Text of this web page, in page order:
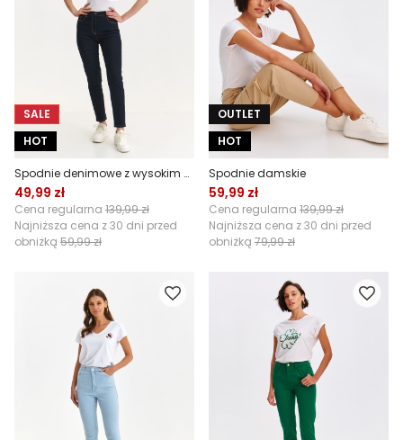
SALE
HOT
Spodnie denimowe z wysokim stanem
49,99 zł
Cena regularna 139,99 zł
Najniższa cena z 30 dni przed
obniżką 59,99 zł
OUTLET
HOT
Spodnie damskie
59,99 zł
Cena regularna 139,99 zł
Najniższa cena z 30 dni przed
obniżką 79,99 zł